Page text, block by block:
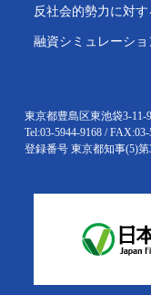
反社会的勢力に対
融資シミュレーショ
東京都豊島区東池袋3-11-9
Tel:03-5944-9168 /
登録番号 東京都知事(5)第